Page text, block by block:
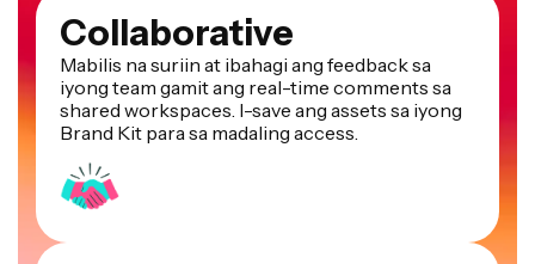
Collaborative
Mabilis na suriin at ibahagi ang feedback sa
iyong team gamit ang real-time comments sa
shared workspaces. I-save ang assets sa iyong
Brand Kit para sa madaling access.